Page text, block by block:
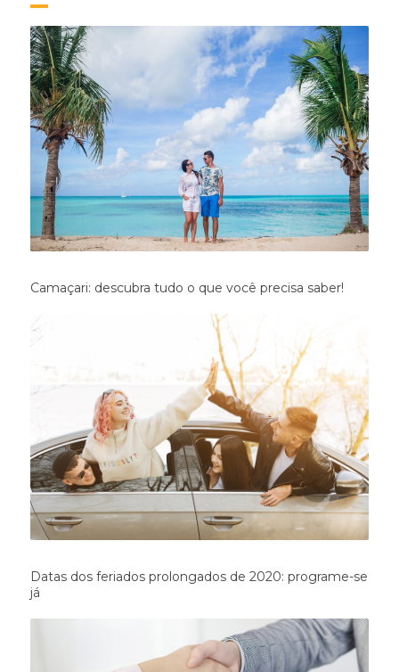
Camaçari: descubra tudo o que você precisa saber!
Datas dos feriados prolongados de 2020: programe-se
já